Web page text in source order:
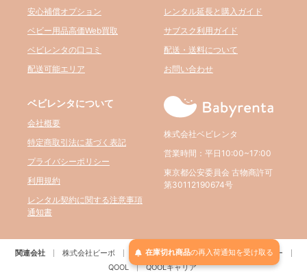
安心補償オプション
ベビー用品高価Web買取
ベビレンタの口コミ
配送可能エリア
レンタル延長と購入ガイド
サブスク利用ガイド
配送・送料について
お問い合わせ
ベビレンタについて
会社概要
特定商取引法に基づく表記
プライバシーポリシー
利用規約
レンタル契約に関する注意事項
通知書
株式会社ベビレンタ
営業時間：平日10:00~17:00
東京都公安委員会 古物商許可
第30112190674号
関連会社 株式会社ビーボ BELTA パルクレール
RE:アールイー
QOOL
QOOLキャリア
在庫切れ商品の再入荷通知を受け取る